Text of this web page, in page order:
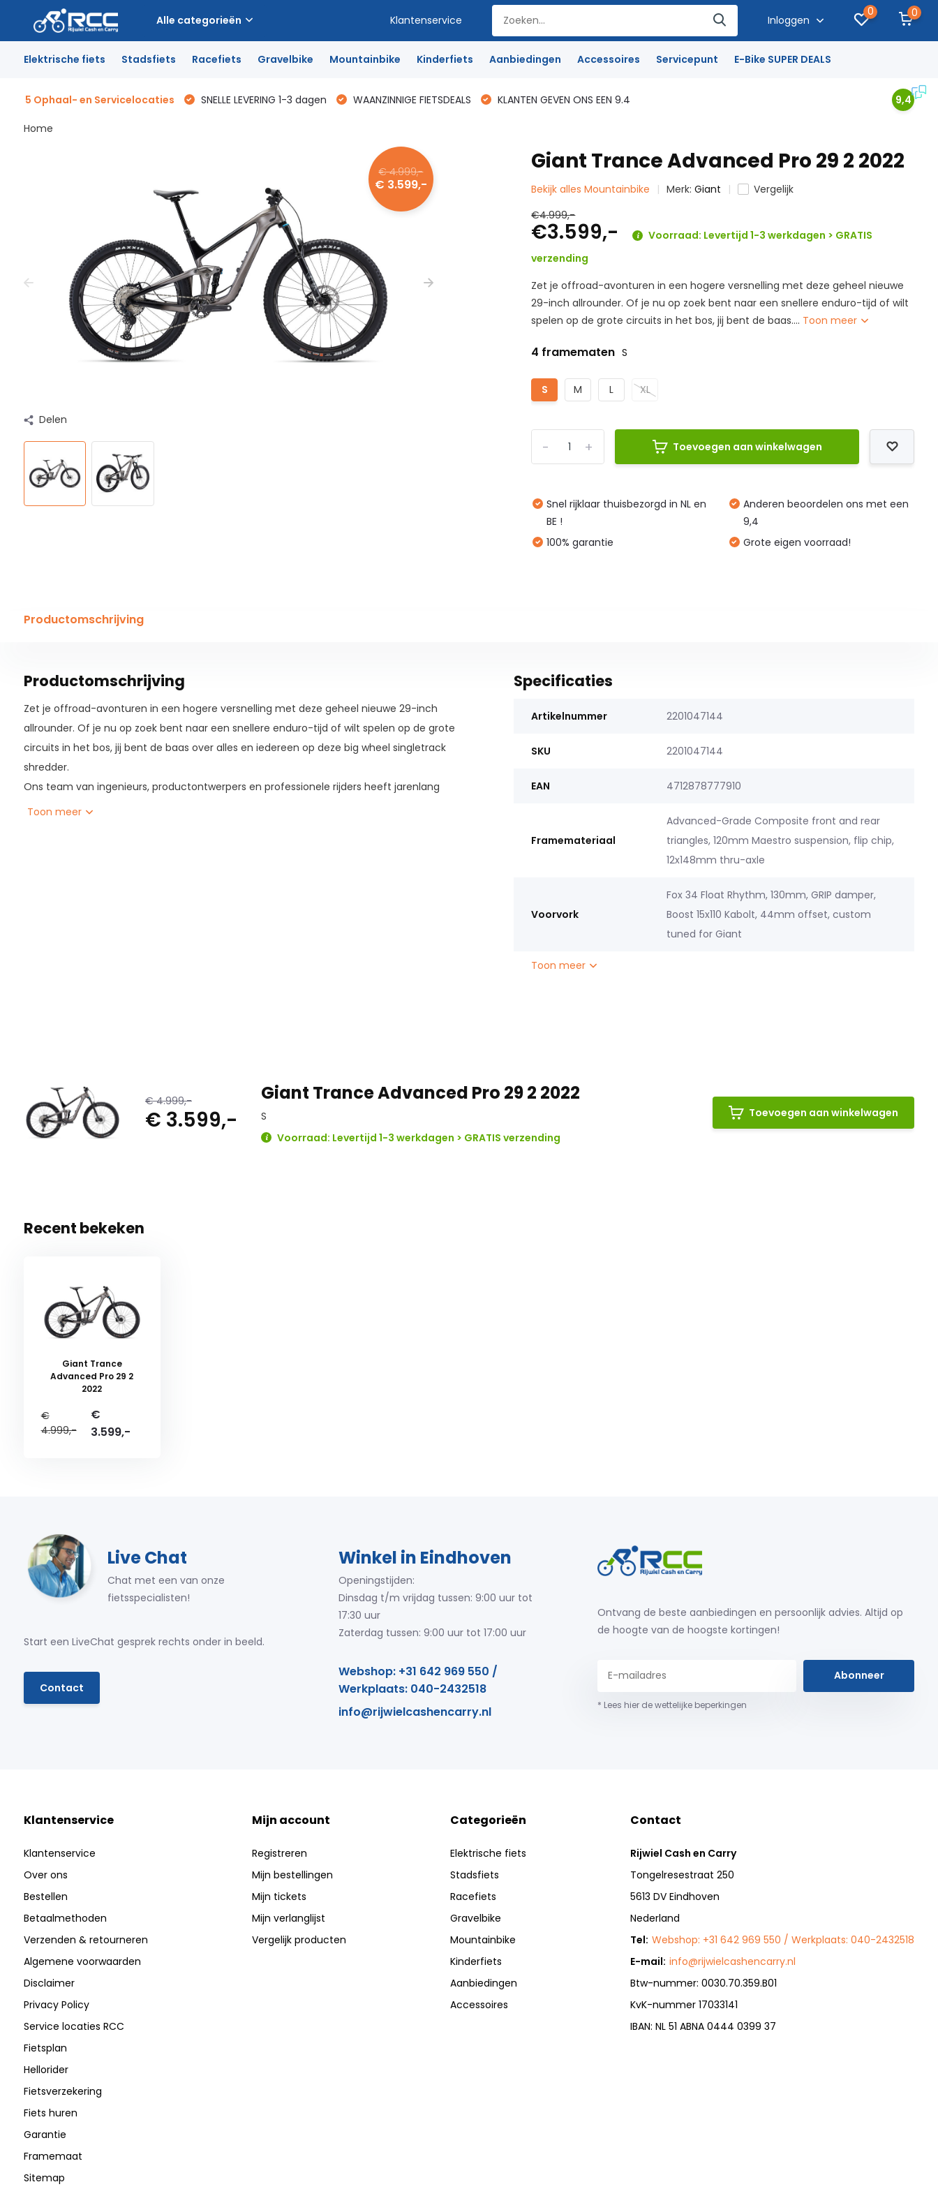
Alle categorieën Klantenservice Inloggen
0 0
Elektrische fiets Stadsfiets Racefiets Gravelbike Mountainbike Kinderfiets Aanbiedingen Accessoires Servicepunt E-Bike SUPER DEALS
5 Ophaal- en Servicelocaties SNELLE LEVERING 1-3 dagen WAANZINNIGE FIETSDEALS KLANTEN GEVEN ONS EEN 9.4 9,4
Home
€ 4.999,-
€ 3.599,-
Delen
Giant Trance Advanced Pro 29 2 2022
Bekijk alles Mountainbike Merk:Giant
Vergelijk
€4.999,-
€3.599,-
Voorraad: Levertijd 1-3 werkdagen > GRATIS
verzending
Zet je offroad-avonturen in een hogere versnelling met deze geheel nieuwe
29-inch allrounder. Of je nu op zoek bent naar een snellere enduro-tijd of wilt
spelen op de grote circuits in het bos, jij bent de baas.... Toon meer
4 framematen S
S M L XL
+
- Toevoegen aan winkelwagen
Snel rijklaar thuisbezorgd in NL en
BE !
100% garantie
Anderen beoordelen ons met een
9,4
Grote eigen voorraad!
Productomschrijving
Productomschrijving
Zet je offroad-avonturen in een hogere versnelling met deze geheel nieuwe 29-inch
allrounder. Of je nu op zoek bent naar een snellere enduro-tijd of wilt spelen op de grote
circuits in het bos, jij bent de baas over alles en iedereen op deze big wheel singletrack
shredder.
Ons team van ingenieurs, productontwerpers en professionele rijders heeft jarenlang
gewerkt aan het bouwen van een nieuwe mid-range 29er die aan hun hoge eisen voldoet,
Toon meer
Specificaties
Artikelnummer 2201047144
SKU 2201047144
EAN 4712878777910
Framemateriaal
Advanced-Grade Composite front and rear
triangles, 120mm Maestro suspension, flip chip,
12x148mm thru-axle
Voorvork
Fox 34 Float Rhythm, 130mm, GRIP damper,
Boost 15x110 Kabolt, 44mm offset, custom
tuned for Giant
Toon meer
€ 4.999,-
€ 3.599,-
Giant Trance Advanced Pro 29 2 2022
S
Voorraad: Levertijd 1-3 werkdagen > GRATIS verzending
Toevoegen aan winkelwagen
Recent bekeken
Giant Trance
Advanced Pro 29 2
2022
€
4.999,-
€
3.599,-
Live Chat
Chat met een van onze
fietsspecialisten!
Start een LiveChat gesprek rechts onder in beeld.
Contact
Winkel in Eindhoven
Openingstijden:
Dinsdag t/m vrijdag tussen: 9:00 uur tot
17:30 uur
Zaterdag tussen: 9:00 uur tot 17:00 uur
Webshop: +31 642 969 550 /
Werkplaats: 040-2432518
info@rijwielcashencarry.nl
Ontvang de beste aanbiedingen en persoonlijk advies. Altijd op
de hoogte van de hoogste kortingen!
Abonneer
* Lees hier de wettelijke beperkingen
Klantenservice
Klantenservice
Over ons
Bestellen
Betaalmethoden
Verzenden & retourneren
Algemene voorwaarden
Disclaimer
Privacy Policy
Service locaties RCC
Fietsplan
Hellorider
Fietsverzekering
Fiets huren
Garantie
Framemaat
Sitemap
Mijn account
Registreren
Mijn bestellingen
Mijn tickets
Mijn verlanglijst
Vergelijk producten
Categorieën
Elektrische fiets
Stadsfiets
Racefiets
Gravelbike
Mountainbike
Kinderfiets
Aanbiedingen
Accessoires
Contact
Rijwiel Cash en Carry
Tongelresestraat 250
5613 DV Eindhoven
Nederland
Tel: Webshop: +31 642 969 550 / Werkplaats: 040-2432518
E-mail: info@rijwielcashencarry.nl
Btw-nummer: 0030.70.359.B01
KvK-nummer 17033141
IBAN: NL 51 ABNA 0444 0399 37